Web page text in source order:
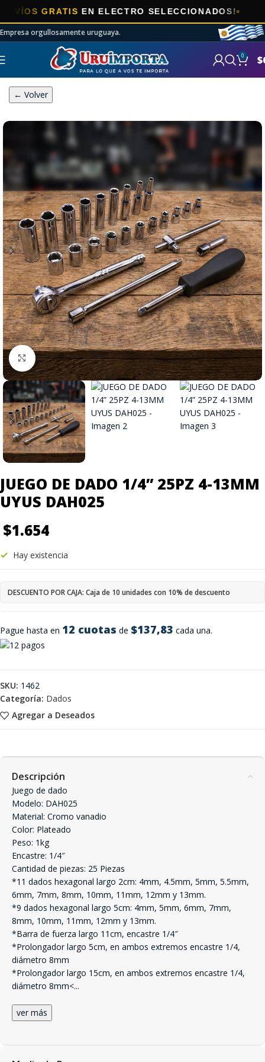
GRATISEN ELECTRO SELECCIONADOS!
Empresa orgullosamente uruguaya.
0 $
← Volver
Click to enlarge
JUEGO DE DADO 1/4” 25PZ 4-13MM
UYUS DAH025
$1.654
Pague hasta en 12 cuotas de $137,83 cada una.
Hay existencia
DESCUENTO POR CAJA: Caja de 10 unidades con 10% de descuento
Agregar a Deseados
SKU: 1462
Categoría: Dados
Descripción
Juego de dado
Modelo: DAH025
Material: Cromo vanadio
Color: Plateado
Peso: 1kg
Encastre: 1/4″
Cantidad de piezas: 25 Piezas
*11 dados hexagonal largo 2cm: 4mm, 4.5mm, 5mm, 5.5mm,
6mm, 7mm, 8mm, 10mm, 11mm, 12mm y 13mm.
*9 dados hexagonal largo 5cm: 4mm, 5mm, 6mm, 7mm,
8mm, 10mm, 11mm, 12mm y 13mm.
*Barra de fuerza largo 11cm, encastre 1/4″
*Prolongador largo 5cm, en ambos extremos encastre 1/4,
diámetro 8mm
*Prolongador largo 15cm, en ambos extremos encastre 1/4,
diámetro 8mm<...
ver más